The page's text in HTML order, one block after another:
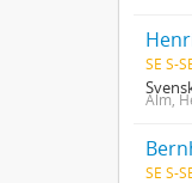
SE S-
Alm,
SE S-